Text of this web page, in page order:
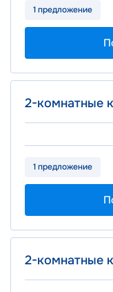
1 предложение
2-комнатные
от 44.90 м 2от
1 предложение
2-комнатные
от 45.10 м2 от